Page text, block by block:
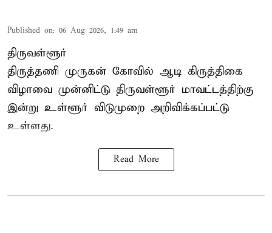
Published on: 06 Aug 2026, 1:49 am
திருவள்ளூர்
திருத்தணி முருகன் கோவில் ஆடி கிருத்திகை
விழாவை முன்னிட்டு திருவள்ளூர் மாவட்டத்திற்கு
இன்று உள்ளூர் விடுமுறை அறிவிக்கப்பட்டு
உள்ளது.
Read More